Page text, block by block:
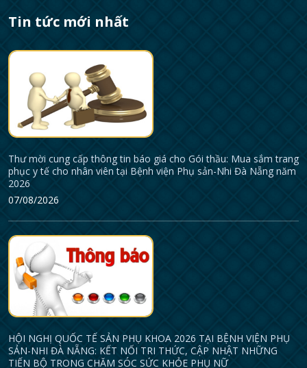
Tin tức mới nhất
Thư mời cung cấp thông tin báo giá cho Gói thầu: Mua sắm trang
phục y tế cho nhân viên tại Bệnh viện Phụ sản-Nhi Đà Nẵng năm
2026
07/08/2026
HỘI NGHỊ QUỐC TẾ SẢN PHỤ KHOA 2026 TẠI BỆNH VIỆN PHỤ
SẢN-NHI ĐÀ NẴNG: KẾT NỐI TRI THỨC, CẬP NHẬT NHỮNG
TIẾN BỘ TRONG CHĂM SÓC SỨC KHỎE PHỤ NỮ